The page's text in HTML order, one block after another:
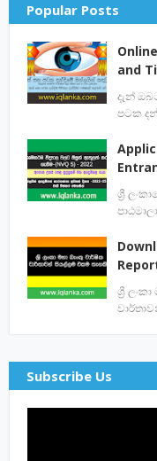
Popular Posts
and
දැන්
පටක
ශ්‍රී
ශ්‍රී
Subscribe Us